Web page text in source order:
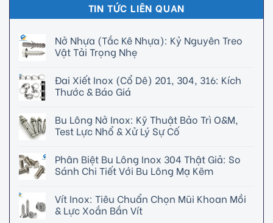
TIN TỨC LIÊN QUAN
Nở Nhựa (Tắc Kê Nhựa): Kỷ Nguyên Treo
Vật Tải Trọng Nhẹ
Đai Xiết Inox (Cổ Dê) 201, 304, 316: Kích
Thước & Báo Giá
Bu Lông Nở Inox: Kỹ Thuật Bảo Trì O&M,
Test Lực Nhổ & Xử Lý Sự Cố
Phân Biệt Bu Lông Inox 304 Thật Giả: So
Sánh Chi Tiết Với Bu Lông Mạ Kẽm
Vít Inox: Tiêu Chuẩn Chọn Mũi Khoan Mồi
& Lực Xoắn Bắn Vít